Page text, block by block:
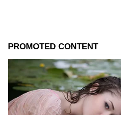
ಸಮಗ್ರ ಸುದ್ದಿ ಮೂಲವನ್ನಾಗಿ
ಆಯ್ಕೆ